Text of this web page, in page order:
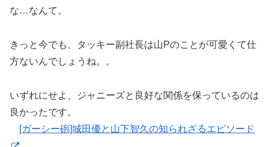
な…なんて。
きっと今でも、タッキー副社長は山Pのことが可愛くて仕
方ないんでしょうね。。
いずれにせよ、ジャニーズと良好な関係を保っているのは
良かったです。
[ガーシー砲]城田優と山下智久の知られざるエピソード